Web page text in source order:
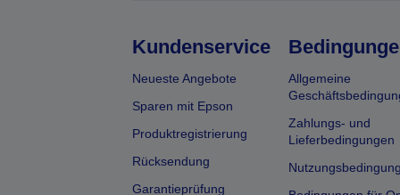
Kundenservice
Neueste Angebote
Sparen mit Epson
Produktregistrierung
Rücksendung
Garantieprüfung
Allgemeine
Zahlungs- und
Lieferbedingungen